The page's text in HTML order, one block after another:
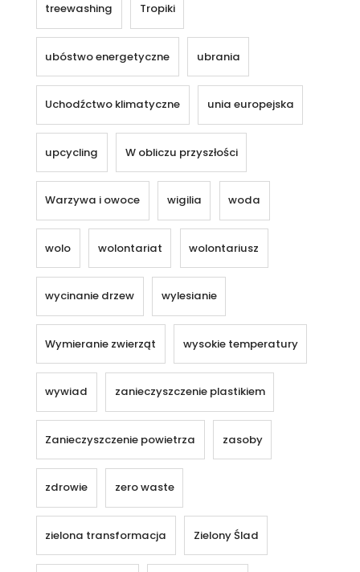
treewashing Tropiki
ubóstwo energetyczne ubrania
Uchodźctwo klimatyczne unia europejska
upcycling W obliczu przyszłości
Warzywa i owoce wigilia woda
wolo wolontariat wolontariusz
wycinanie drzew wylesianie
Wymieranie zwierząt wysokie temperatury
wywiad zanieczyszczenie plastikiem
Zanieczyszczenie powietrza zasoby
zdrowie zero waste
zielona transformacja Zielony Ślad